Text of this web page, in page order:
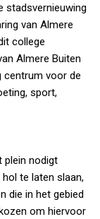
stadsvernieuwing
van Almere
college
Almere Buiten
centrum voor de
sport,
plein nodigt
te laten slaan,
die in het gebied
om hiervoor